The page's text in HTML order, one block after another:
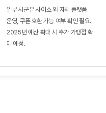
일부 시군은 사이소 외 자체 플랫폼
운영, 쿠폰 호환 가능 여부 확인 필요.
2025년 예산 확대 시 추가 가맹점 확
대 예정.